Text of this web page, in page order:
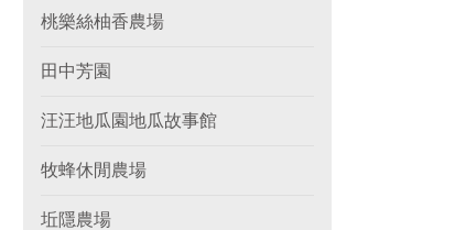
桃樂絲柚香農場
田中芳園
汪汪地瓜園地瓜故事館
牧蜂休閒農場
坵隱農場